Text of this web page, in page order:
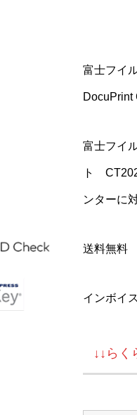
富士フイ
DocuPrint
富士フイ
ト
ンターに
送料無料
インボイ
↓↓らく